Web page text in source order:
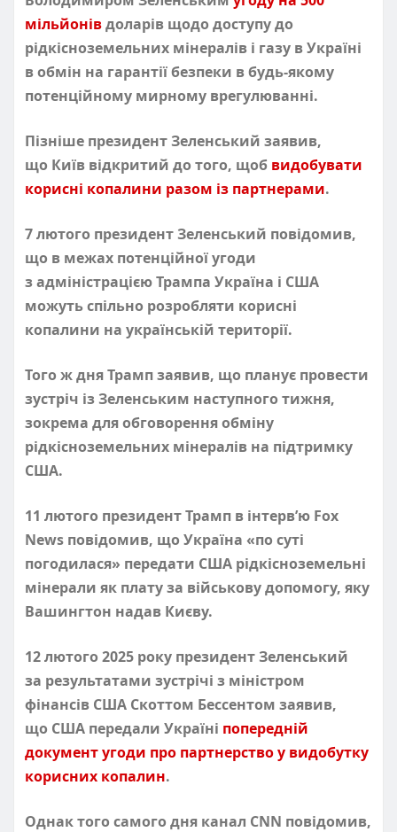
мільйонівдоларів щодо доступу до
рідкісноземельних мінералів і газу в Україні
в обмін на гарантії безпеки в будь-якому
потенційному мирному врегулюванні.
Пізніше президент Зеленський заявив,
що Київ відкритий до того, щоб видобувати
корисні копалини разом із партнерами.
7 лютого президент Зеленський повідомив,
що в межах потенційної угоди
з адміністрацією Трампа Україна і США
можуть спільно розробляти корисні
копалини на українській території.
Того ж дня Трамп заявив, що планує провести
зустріч із Зеленським наступного тижня,
зокрема для обговорення обміну
рідкісноземельних мінералів на підтримку
США.
11 лютого президент Трамп в інтерв’ю Fox
News повідомив, що Україна «по суті
погодилася» передати США рідкісноземельні
мінерали як плату за військову допомогу, яку
Вашингтон надав Києву.
12 лютого 2025 року президент Зеленський
за результатами зустрічі з міністром
фінансів США Скоттом Бессентом заявив,
що США передали Україні попередній
документ угоди про партнерство у видобутку
корисних копалин.
Однак того самого дня канал CNN повідомив,